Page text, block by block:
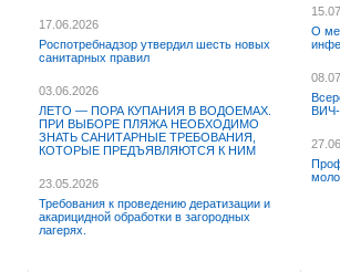
17.06.2026
Роспотребнадзор утвердил шесть новых
санитарных правил
03.06.2026
ЛЕТО — ПОРА КУПАНИЯ В ВОДОЕМАХ.
ПРИ ВЫБОРЕ ПЛЯЖА НЕОБХОДИМО
ЗНАТЬ САНИТАРНЫЕ ТРЕБОВАНИЯ,
КОТОРЫЕ ПРЕДЪЯВЛЯЮТСЯ К НИМ
23.05.2026
Требования к проведению дератизации и
акарицидной обработки в загородных
лагерях.
О